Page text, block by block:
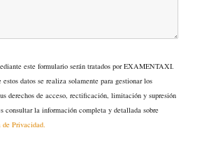
este formulario serán tratados por EXAMENTAXI.
datos se realiza solamente para gestionar los
derechos de acceso, rectificación, limitación y supresión
consultar la información completa y detallada sobre
Privacidad.